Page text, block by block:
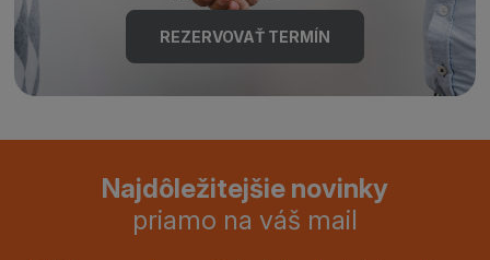
REZERVOVAŤ TERMÍN
Najdôležitejšie novinky
priamo na váš mail